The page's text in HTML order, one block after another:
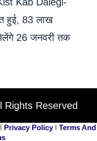
हुई, 83 लाख
26 जनवरी तक
Reserved
I Privacy PolicyI Terms And